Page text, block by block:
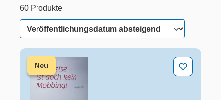
60 Produkte
30 von 60 Produkten werden angezeigt
60 Produkte
Heul leise - ist doch kein Mobbing!
Neu